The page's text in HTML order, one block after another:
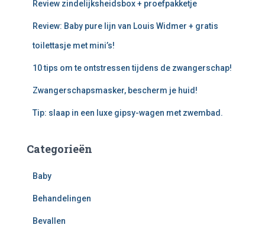
Review zindelijksheidsbox + proefpakketje
Review: Baby pure lijn van Louis Widmer + gratis
toilettasje met mini’s!
10 tips om te ontstressen tijdens de zwangerschap!
Zwangerschapsmasker, bescherm je huid!
Tip: slaap in een luxe gipsy-wagen met zwembad.
Categorieën
Baby
Behandelingen
Bevallen